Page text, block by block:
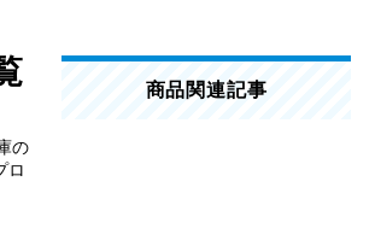
の
ロ
商品関連記事